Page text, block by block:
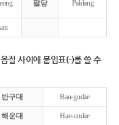
팔당 Paldang
절 사이에 붙임표(-)를 쓸 수
반구대 Ban-gudae
해운대 Hae-undae